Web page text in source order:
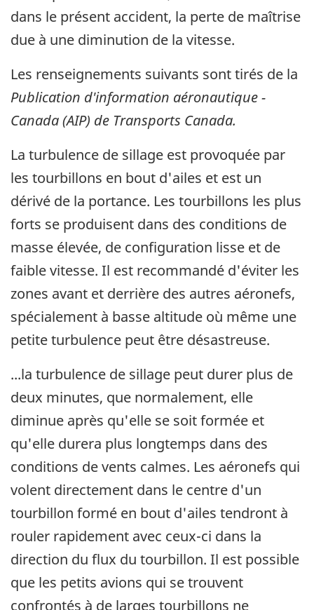
dans le présent accident, la perte de maîtrise
due à une diminution de la vitesse.
Les renseignements suivants sont tirés de la
Publication d'information aéronautique -
Canada (AIP) de Transports Canada.
La turbulence de sillage est provoquée par
les tourbillons en bout d'ailes et est un
dérivé de la portance. Les tourbillons les plus
forts se produisent dans des conditions de
masse élevée, de configuration lisse et de
faible vitesse. Il est recommandé d'éviter les
zones avant et derrière des autres aéronefs,
spécialement à basse altitude où même une
petite turbulence peut être désastreuse.
...la turbulence de sillage peut durer plus de
deux minutes, que normalement, elle
diminue après qu'elle se soit formée et
qu'elle durera plus longtemps dans des
conditions de vents calmes. Les aéronefs qui
volent directement dans le centre d'un
tourbillon formé en bout d'ailes tendront à
rouler rapidement avec ceux-ci dans la
direction du flux du tourbillon. Il est possible
que les petits avions qui se trouvent
confrontés à de larges tourbillons ne